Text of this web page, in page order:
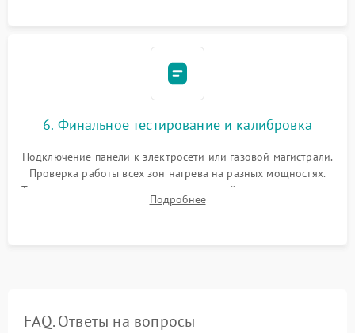
6. Финальное тестирование и калибровка
Подключение панели к электросети или газовой магистрали.
Проверка работы всех зон нагрева на разных мощностях.
Тестирование сенсорного управления, таймера, индикаторов
остаточного тепла и систем защиты от перегрева.
Подробнее
FAQ. Ответы на вопросы